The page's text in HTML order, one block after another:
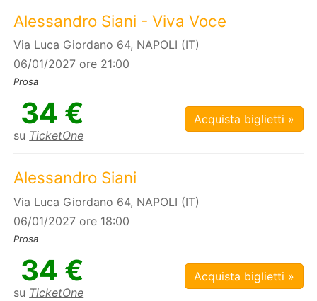
Alessandro Siani - Viva Voce
Via Luca Giordano 64, NAPOLI (IT)
06/01/2027 ore 21:00
Prosa
34 €
su TicketOne
Acquista biglietti »
Alessandro Siani
Via Luca Giordano 64, NAPOLI (IT)
06/01/2027 ore 18:00
Prosa
34 €
su TicketOne
Acquista biglietti »